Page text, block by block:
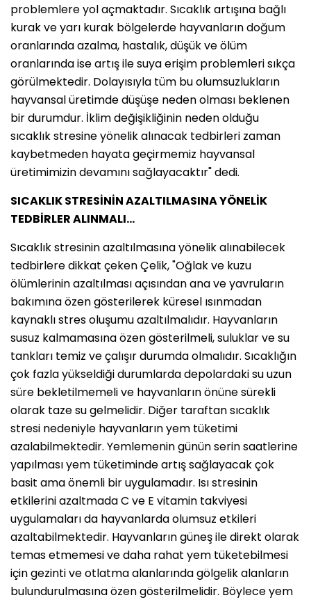
problemlere yol açmaktadır. Sıcaklık artışına bağlı
kurak ve yarı kurak bölgelerde hayvanların doğum
oranlarında azalma, hastalık, düşük ve ölüm
oranlarında ise artış ile suya erişim problemleri sıkça
görülmektedir. Dolayısıyla tüm bu olumsuzlukların
hayvansal üretimde düşüşe neden olması beklenen
bir durumdur. İklim değişikliğinin neden olduğu
sıcaklık stresine yönelik alınacak tedbirleri zaman
kaybetmeden hayata geçirmemiz hayvansal
üretimimizin devamını sağlayacaktır" dedi.
SICAKLIK STRESİNİN AZALTILMASINA YÖNELİK
TEDBİRLER ALINMALI…
Sıcaklık stresinin azaltılmasına yönelik alınabilecek
tedbirlere dikkat çeken Çelik, "Oğlak ve kuzu
ölümlerinin azaltılması açısından ana ve yavruların
bakımına özen gösterilerek küresel ısınmadan
kaynaklı stres oluşumu azaltılmalıdır. Hayvanların
susuz kalmamasına özen gösterilmeli, suluklar ve su
tankları temiz ve çalışır durumda olmalıdır. Sıcaklığın
çok fazla yükseldiği durumlarda depolardaki su uzun
süre bekletilmemeli ve hayvanların önüne sürekli
olarak taze su gelmelidir. Diğer taraftan sıcaklık
stresi nedeniyle hayvanların yem tüketimi
azalabilmektedir. Yemlemenin günün serin saatlerine
yapılması yem tüketiminde artış sağlayacak çok
basit ama önemli bir uygulamadır. Isı stresinin
etkilerini azaltmada C ve E vitamin takviyesi
uygulamaları da hayvanlarda olumsuz etkileri
azaltabilmektedir. Hayvanların güneş ile direkt olarak
temas etmemesi ve daha rahat yem tüketebilmesi
için gezinti ve otlatma alanlarında gölgelik alanların
bulundurulmasına özen gösterilmelidir. Böylece yem